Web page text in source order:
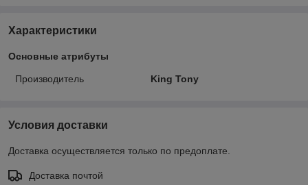
Характеристики
Основные атрибуты
Производитель King Tony
Условия доставки
Доставка осуществляется только по предоплате.
Доставка почтой